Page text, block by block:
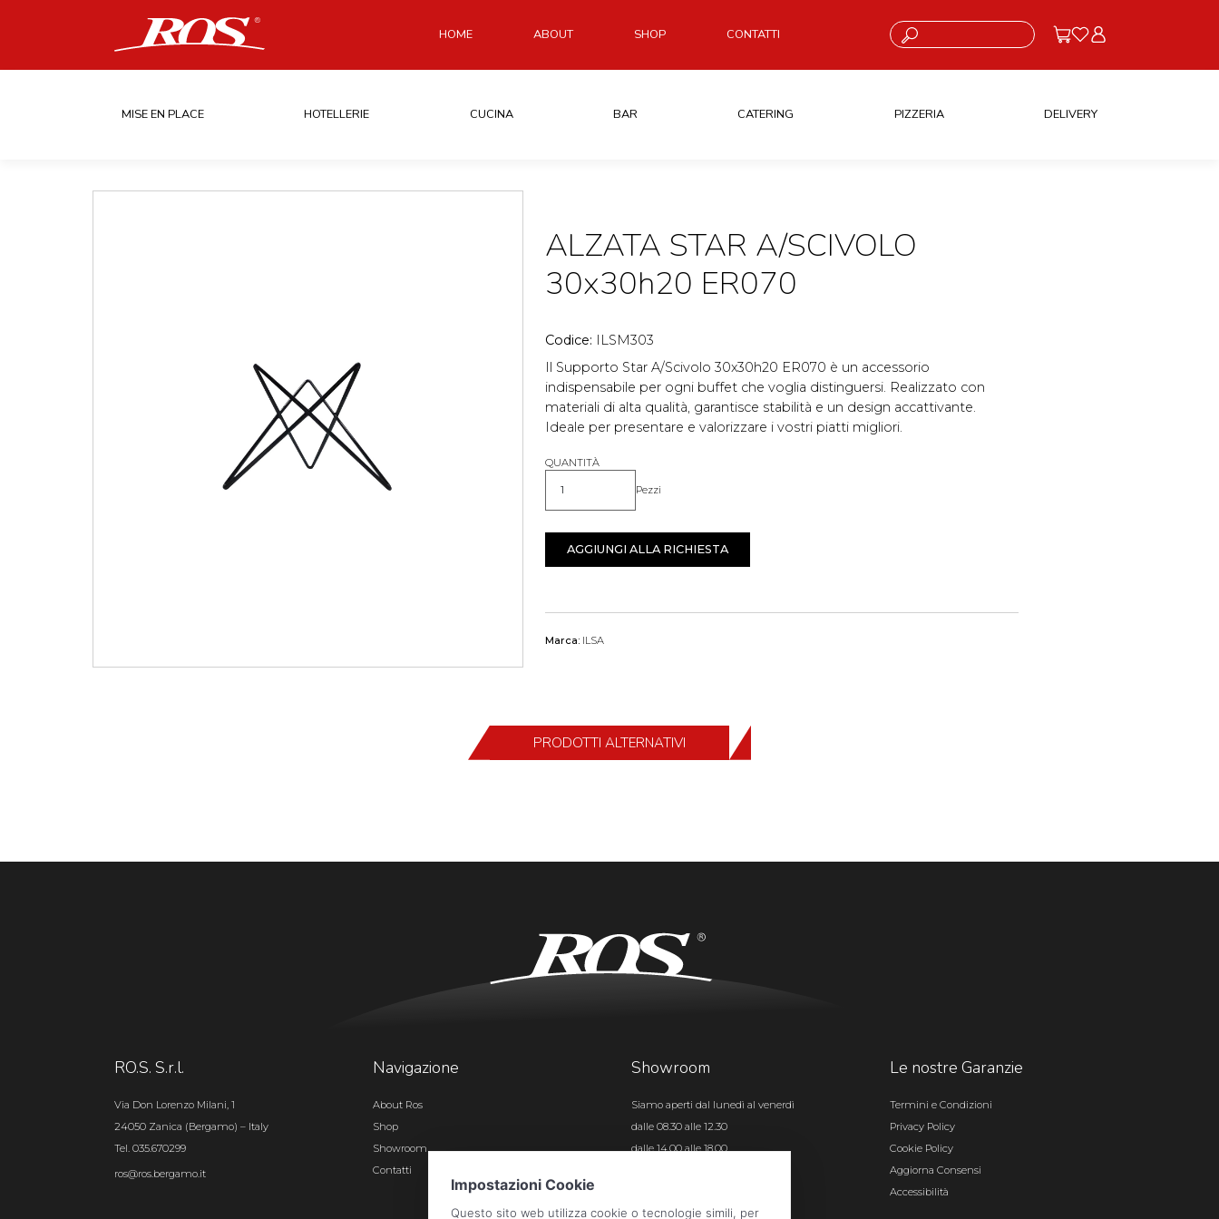
HOME ABOUT SHOP CONTATTI Cosa stai cercando?
MISE EN PLACE HOTELLERIE CUCINA BAR CATERING PIZZERIA DELIVERY
ALZATA STAR A/SCIVOLO
30x30h20 ER070
Codice: ILSM303
Il Supporto Star A/Scivolo 30x30h20 ER070 è un accessorio
indispensabile per ogni buffet che voglia distinguersi. Realizzato con
materiali di alta qualità, garantisce stabilità e un design accattivante.
Ideale per presentare e valorizzare i vostri piatti migliori.
QUANTITÀ
Quantità Pezzi
AGGIUNGI ALLA RICHIESTA
Marca: ILSA
PRODOTTI ALTERNATIVI
RO.S. S.r.l.
Via Don Lorenzo Milani, 1
24050 Zanica (Bergamo) – Italy
Tel. 035.670299
ros@ros.bergamo.it
Navigazione
About Ros
Shop
Showroom
Contatti
Showroom
Siamo aperti dal lunedì al venerdì
dalle 08.30 alle 12.30
dalle 14.00 alle 18.00
Le nostre Garanzie
Termini e Condizioni
Privacy Policy
Cookie Policy
Aggiorna Consensi
Accessibilità